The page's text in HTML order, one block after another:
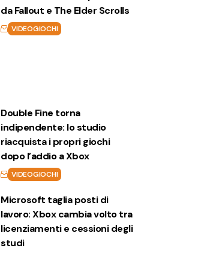
da Fallout e The Elder Scrolls
VIDEOGIOCHI
Double Fine torna
indipendente: lo studio
riacquista i propri giochi
dopo l’addio a Xbox
VIDEOGIOCHI
Microsoft taglia posti di
lavoro: Xbox cambia volto tra
licenziamenti e cessioni degli
studi